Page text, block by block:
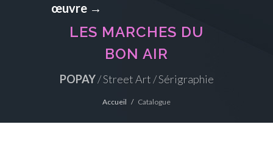
œuvre →
LES MARCHES DU
BON AIR
POPAY/ Street Art / Sérigraphie
Accueil Catalogue